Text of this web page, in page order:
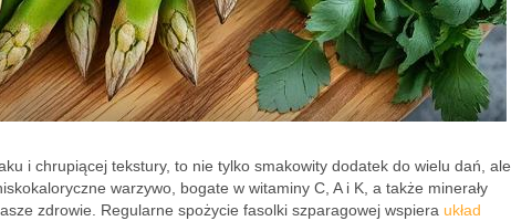
i chrupiącej tekstury, to nie tylko smakowity dodatek do wielu dań, ale
warzywo, bogate w witaminy C, A i K, a także minerały
zdrowie. Regularne spożycie fasolki szparagowej wspiera układ